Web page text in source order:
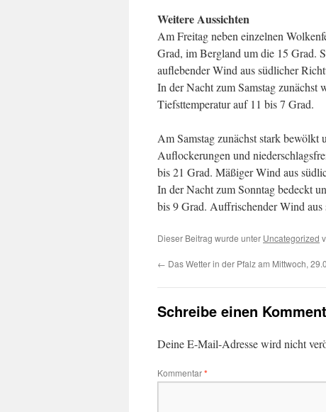
Weitere Aussichten
Am Freitag neben einzelnen
Grad, im Bergland um die 15 Grad.
auflebender Wind aus südlicher
In der Nacht zum Samstag zunächst
Tiefsttemperatur auf 11 bis 7 Grad.
Am Samstag zunächst stark bewölkt
Auflockerungen und
bis 21 Grad. Mäßiger Wind aus
In der Nacht zum Sonntag bedeckt
bis 9 Grad. Auffrischender Wind
Dieser Beitrag wurde unter Uncategorized
← Das Wetter in der Pfalz am Mittwoch,
Schreibe einen
Deine E-Mail-Adresse wird nicht
Kommentar*